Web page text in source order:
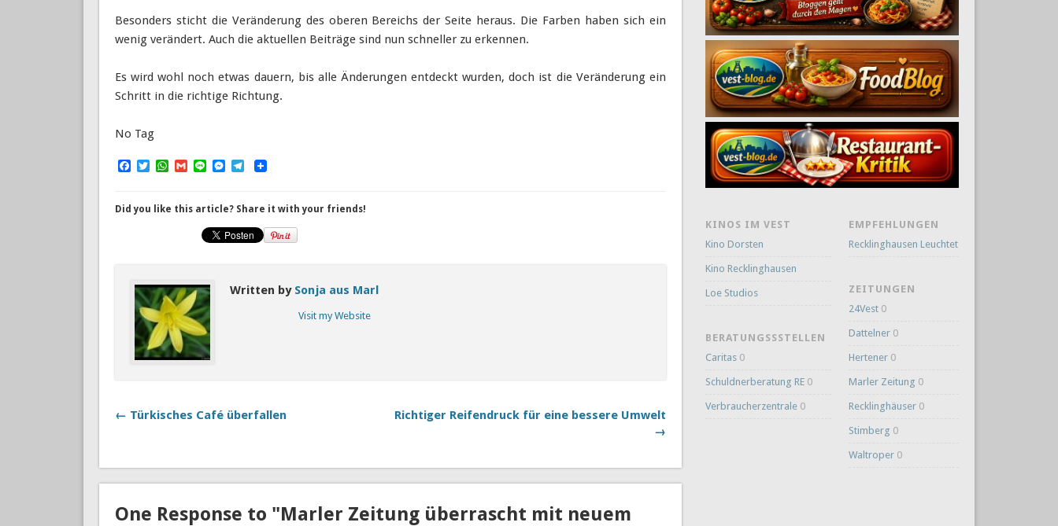
Besonders sticht die Veränderung des oberen Bereichs der Seite heraus. Die Farben haben sich ein
wenig verändert. Auch die aktuellen Beiträge sind nun schneller zu erkennen.
Es wird wohl noch etwas dauern, bis alle Änderungen entdeckt wurden, doch ist die Veränderung ein
Schritt in die richtige Richtung.
No Tag
Facebook
TwitterWhatsApp
Gmail
LineMessenger
Telegram
Did you like this article? Share it with your friends!
Written by Sonja aus Marl
Visit my Website
← Türkisches Café überfallen
Richtiger Reifendruck für eine bessere Umwelt
→
One Response to "Marler Zeitung überrascht mit neuem
KINOS IM VEST
Kino Dorsten
Kino Recklinghausen
Loe Studios
BERATUNGSSSTELLEN
Caritas 0
Schuldnerberatung RE 0
Verbraucherzentrale 0
EMPFEHLUNGEN
Recklinghausen Leuchtet
ZEITUNGEN
24Vest 0
Dattelner 0
Hertener 0
Marler Zeitung 0
Recklinghäuser 0
Stimberg 0
Waltroper 0